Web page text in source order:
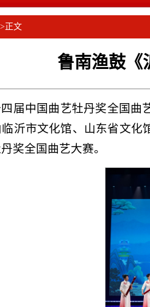
正文
鲁南渔鼓《
届中国曲艺牡丹奖全国曲
沂市文化馆、山东省文
奖全国曲艺大赛。